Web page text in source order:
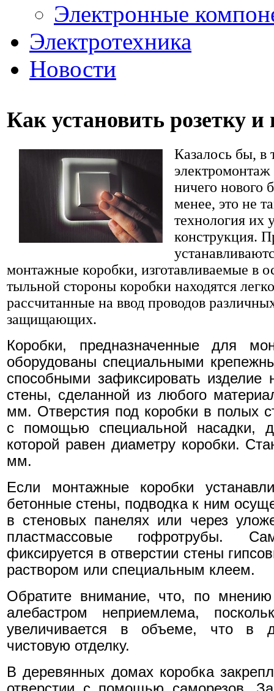
Электронные
Электротехника
Новости
Как установить розетку
Казалось бы, в
ничего нового
менее, это не
технология их
конструкция.
монтажные коробки, изготавливаемые в
тыльной стороны коробки находятся
рассчитанные на ввод проводов
защищающих.
Коробки, предназначенные для
оборудованы специальными
способными зафиксировать изделие
стены, сделанной из любого
мм. Отверстия под коробки в полых
с помощью специальной насадки,
которой равен диаметру коробки.
мм.
Если монтажные коробки
бетонные стены, подводка к ним
в стеновых панелях или через
пластмассовые гофротрубы.
фиксируется в отверстии стены
раствором или специальным клеем.
Обратите внимание, что, по мнению
алебастром неприемлема,
увеличивается в объеме, что в
чистовую отделку.
В деревянных домах коробка